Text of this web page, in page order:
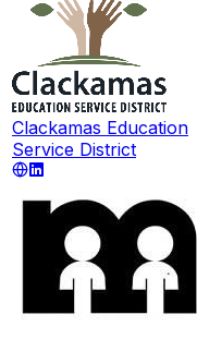
Clackamas Education
Service District